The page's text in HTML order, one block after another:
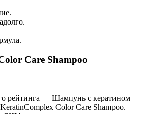
Care Shampoo
рейтинга — Шампунь с кератином
Color Care Shampoo.